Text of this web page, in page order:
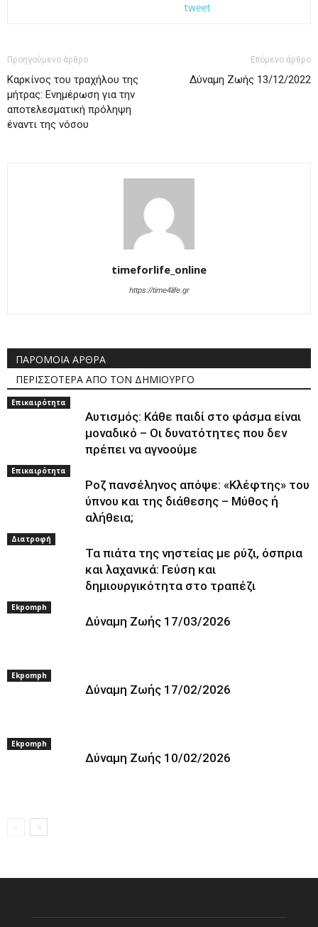
tweet
Προηγούμενο άρθρο
Καρκίνος του τραχήλου της
μήτρας: Ενημέρωση για την
αποτελεσματική πρόληψη
έναντι της νόσου
Επόμενο άρθρο
Δύναμη Ζωής 13/12/2022
timeforlife_online
https://time4life.gr
ΠΑΡΟΜΟΙΑ ΑΡΘΡΑ
ΠΕΡΙΣΣΟΤΕΡΑ ΑΠΟ ΤΟΝ ΔΗΜΙΟΥΡΓΟ
Επικαιρότητα
Αυτισμός: Κάθε παιδί στο φάσμα είναι
μοναδικό – Οι δυνατότητες που δεν
πρέπει να αγνοούμε
Επικαιρότητα
Ροζ πανσέληνος απόψε: «Κλέφτης» του
ύπνου και της διάθεσης – Μύθος ή
αλήθεια;
Διατροφή
Τα πιάτα της νηστείας με ρύζι, όσπρια
και λαχανικά: Γεύση και
δημιουργικότητα στο τραπέζι
Ekpomph
Δύναμη Ζωής 17/03/2026
Ekpomph
Δύναμη Ζωής 17/02/2026
Ekpomph
Δύναμη Ζωής 10/02/2026